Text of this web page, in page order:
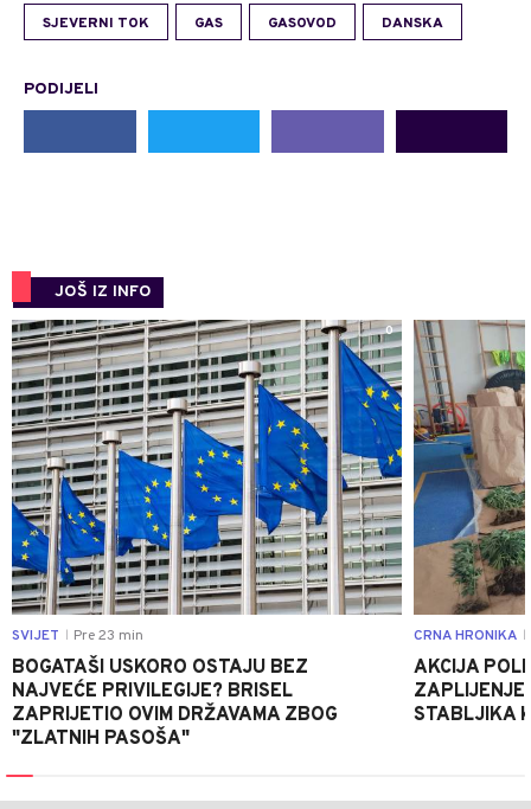
SJEVERNI TOK GAS GASOVOD DANSKA
PODIJELI
JOŠ IZ INFO
0
SVIJET Pre 23 min
BOGATAŠI USKORO OSTAJU BEZ
NAJVEĆE PRIVILEGIJE? BRISEL
ZAPRIJETIO OVIM DRŽAVAMA ZBOG
"ZLATNIH PASOŠA"
CRNA HRONIKA
AKCIJA
STABLJIKA